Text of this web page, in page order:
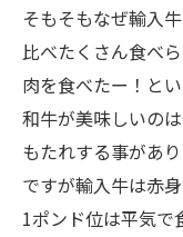
そもそもなぜ輸入
比べたくさん食べ
肉を食べたー！と
和牛が美味しいの
もたれする事があり
ですが輸入牛は赤
1ポンド位は平気で